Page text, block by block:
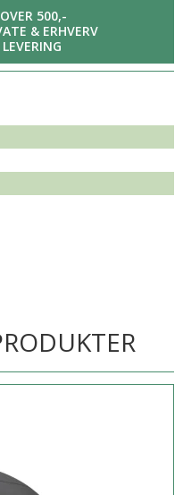
500,-
& ERHVERV